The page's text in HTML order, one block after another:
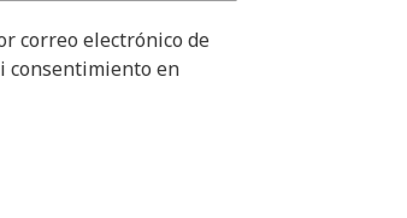
correo electrónico de
consentimiento en